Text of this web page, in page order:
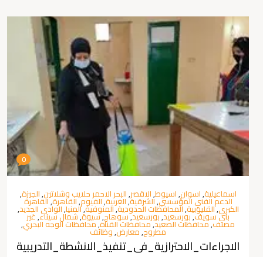
0
اسماعيلية,اسوان,اسيوط,الاقصر,البحر الاحمر حلايب وشلاتين,الجيزة,
الدعم الفني المؤسسي,الشرقية,الغربية,الفيوم,القاهرة,القاهرة
الكبري,القليوبية,المحافظات الحدودية,المنوفية,المنيا,الوادي الجديد,
بني سويف,بورسعيد,بورسعيد,سوهاج,سيوة,شمال سيناء,غير
مصنف,محافظات الصعيد,محافظات القناة,محافظات الوجه البحري,
مطروح,معارض,وظائف
الاجراءات_الاحترازية_فى_تنفيذ_الانشطة_التدريبية